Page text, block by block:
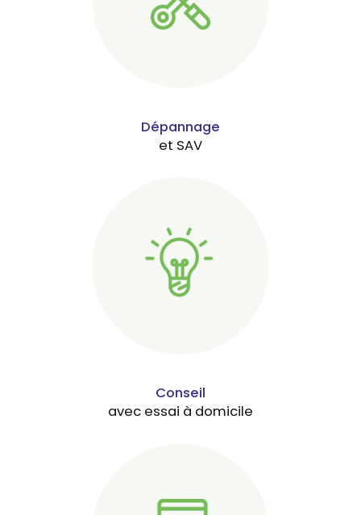
Dépannage
et SAV
Conseil
avec essai à domicile